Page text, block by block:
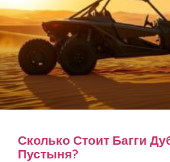
Сколько Стоит Багги
Пустыня?